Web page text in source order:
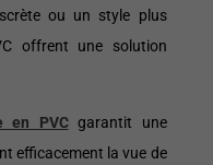
ou un style plus
offrent une solution
en PVCgarantit une
efficacement la vue de